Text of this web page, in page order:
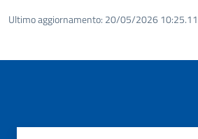
Ultimo aggiornamento: 20/05/2026 10:25.11